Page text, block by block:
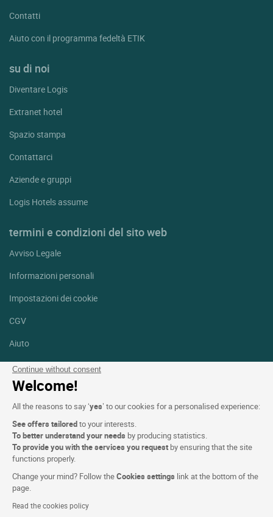
Continue without consent
Welcome!
All the reasons to say ‘yes’ to our cookies for a personalised experience:
See offers tailoredto your interests.
To better understand your needs by producing statistics.
To provide you with the services you request by ensuring that the site
functions properly.
Change your mind? Follow theCookies settings link at the bottom of the
page.
Read the cookies policy
Contatti
Aiuto con il programma fedeltà ETIK
su di noi
Diventare Logis
Extranet hotel
Spazio stampa
Contattarci
Aziende e gruppi
Logis Hotels assume
termini e condizioni del sito web
Avviso Legale
Informazioni personali
Impostazioni dei cookie
CGV
Aiuto
Mappa del sito
Crediti fotografici
Facebook
Linkedin